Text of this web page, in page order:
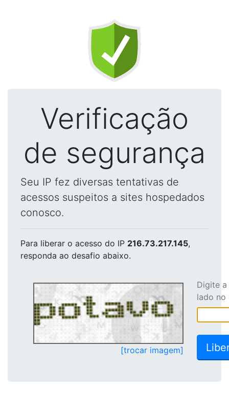
Verificação
de segurança
Seu IP fez diversas tentativas de
acessos suspeitos a sites hospedados
conosco.
Para liberar o acesso do IP 216.73.217.145,
responda ao desafio abaixo.
[trocar imagem]
Digite
lado no